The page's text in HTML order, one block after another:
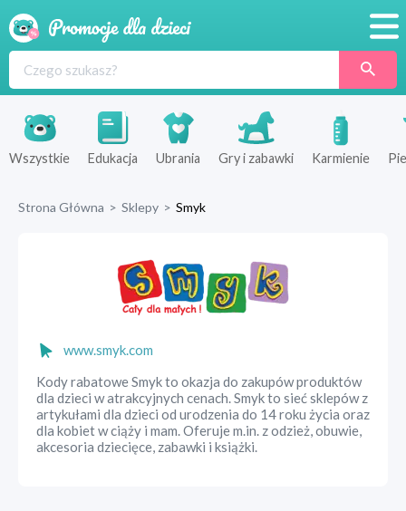
Produkty
Sklepy
Wszystkie Edukacja Ubrania Gry i zabawki Karmienie
Strona Główna > Sklepy > Smyk
www.smyk.com
Kody rabatowe Smyk to okazja do zakupów produktów
dla dzieci w atrakcyjnych cenach. Smyk to sieć sklepów z
artykułami dla dzieci od urodzenia do 14 roku życia oraz
dla kobiet w ciąży i mam. Oferuje m.in. z odzież, obuwie,
akcesoria dziecięce, zabawki i książki.